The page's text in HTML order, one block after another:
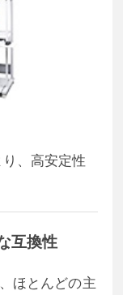
、高安定性
互換性
ほとんどの主